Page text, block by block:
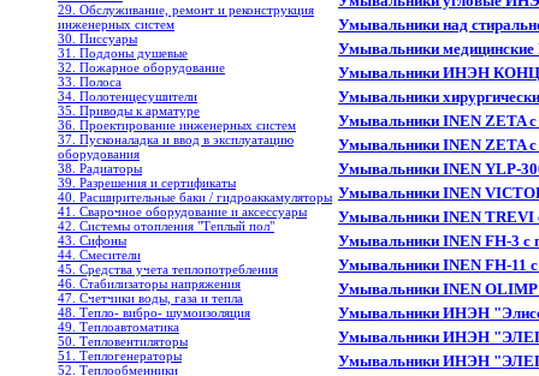
29. Обслуживание, ремонт и реконструкция
инженерных систем
30. Писсуары
31. Поддоны душевые
32. Пожарное оборудование
33. Полоса
34. Полотенцесушители
35. Приводы к арматуре
36. Проектирование инженерных систем
37. Пусконаладка и ввод в эксплуатацию
оборудования
38. Радиаторы
39. Разрешения и сертификаты
40. Расширительные баки / гидроаккамуляторы
41. Сварочное оборудование и аксессуары
42. Системы отопления "Теплый пол"
43. Сифоны
44. Смесители
45. Средства учета теплопотребления
46. Стабилизаторы напряжения
47. Счетчики воды, газа и тепла
48. Тепло- вибро- шумоизоляция
49. Теплоавтоматика
50. Тепловентиляторы
51. Теплогенераторы
52. Теплообменники
Умывальники над
Умывальники медицинские
Умывальники ИНЭН
Умывальники
Умывальники INEN ZETA с
Умывальники INEN ZETA с
Умывальники INEN YLP-
Умывальники INEN
Умывальники INEN TREVI
Умывальники INEN FH-3 c
Умывальники INEN FH-11 с
Умывальники INEN OLIMP
Умывальники ИНЭН
Умывальники ИНЭН
Умывальники ИНЭН